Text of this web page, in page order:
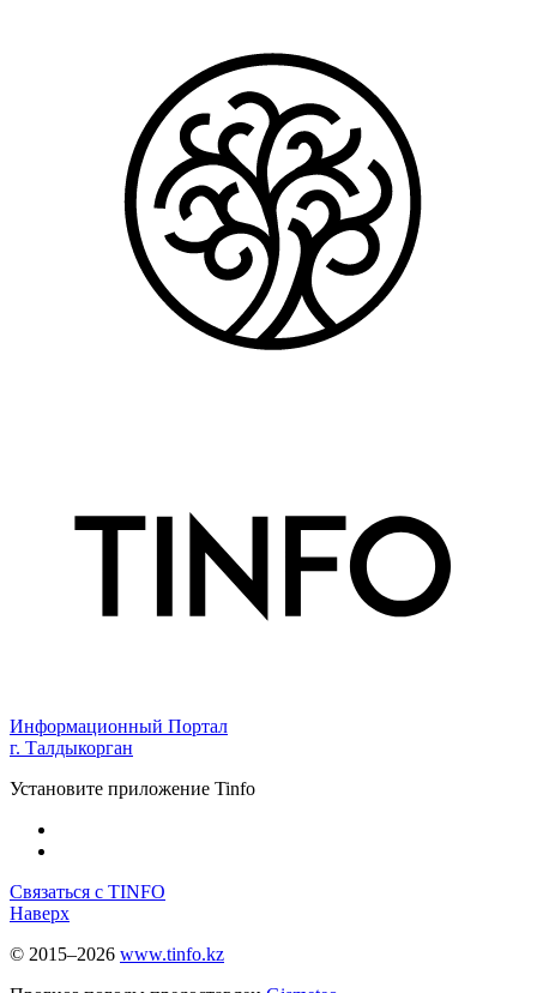
Информационный Портал
г. Талдыкорган
Установите приложение Tinfo
Связаться с TINFO
Наверх
© 2015–2026 www.tinfo.kz